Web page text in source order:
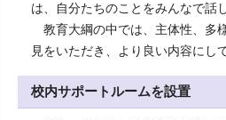
は、自分たちのことをみんなで話
教育大綱の中では、主体性、多
見をいただき、より良い内容にし
校内サポートルームを設置